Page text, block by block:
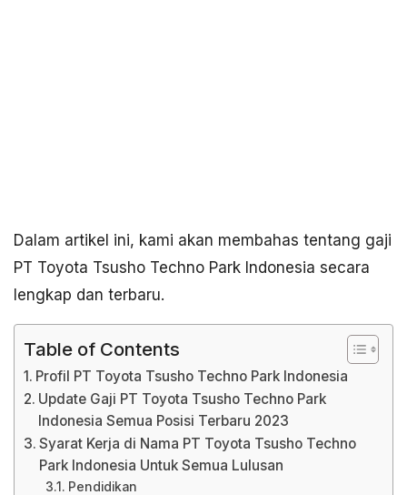
Dalam artikel ini, kami akan membahas tentang gaji
PT Toyota Tsusho Techno Park Indonesia secara
lengkap dan terbaru.
Table of Contents
Profil PT Toyota Tsusho Techno Park Indonesia
Update Gaji PT Toyota Tsusho Techno Park
Indonesia Semua Posisi Terbaru 2023
Syarat Kerja di Nama PT Toyota Tsusho Techno
Park Indonesia Untuk Semua Lulusan
Pendidikan